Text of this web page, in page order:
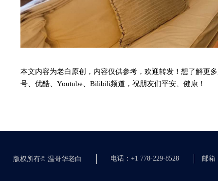
本文内容为老白原创，内容仅供参考，欢迎转发！想了解更
号、优酷、Youtube、 Bilibili频道，祝朋友们平安、健康！
邮箱
电话：+1 778-229-8528
版权所有© 温哥华老白